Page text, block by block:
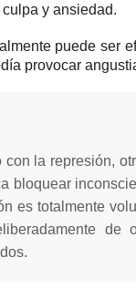
y ansiedad.
puede ser
provocar
la represión,
bloquear
es totalmente
de